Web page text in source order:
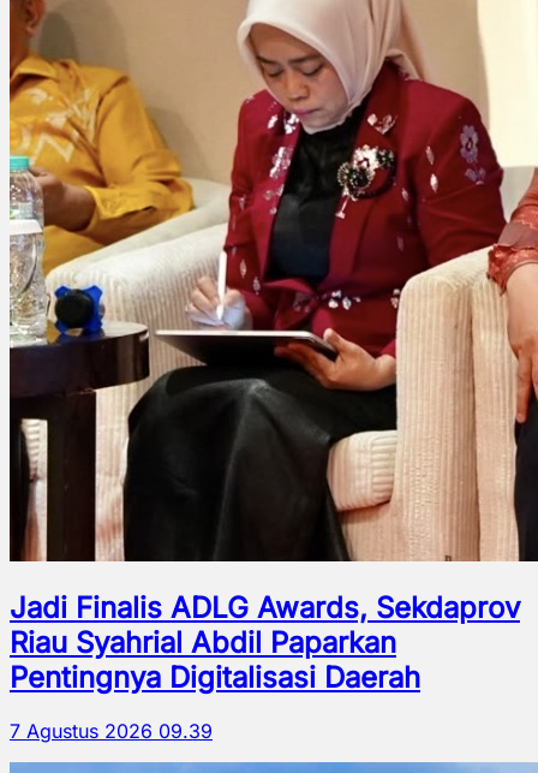
Jadi Finalis ADLG Awards, Sekdaprov
Riau Syahrial Abdil Paparkan
Pentingnya Digitalisasi Daerah
7 Agustus 2026 09.39